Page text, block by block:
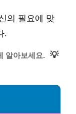
의 필요에 맞
.
알아보세요. 💡